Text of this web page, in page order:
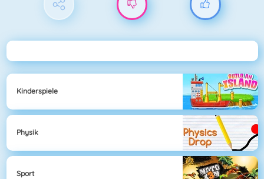
Kinderspiele
Physik
Sport